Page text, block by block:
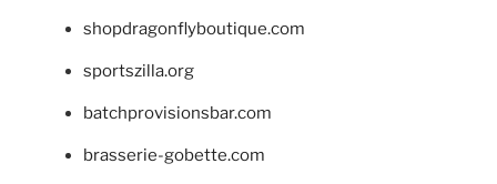
shopdragonflyboutique.com
sportszilla.org
batchprovisionsbar.com
brasserie-gobette.com